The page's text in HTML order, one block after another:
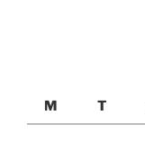
M
T